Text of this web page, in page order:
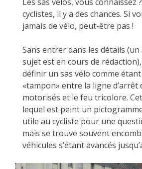
cyclistes, il y a des chances. Si
jamais de vélo, peut-être pas !
Sans entrer dans les détails (un
sujet est en cours de
définir un sas vélo comme
«tampon» entre la ligne d’arrêt
motorisés et le feu tricolore.
lequel est peint un
utile au cycliste pour une
mais se trouve souvent
véhicules s’étant avancés